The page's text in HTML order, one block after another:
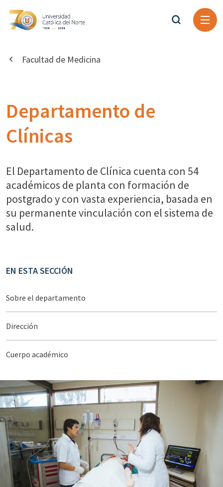
Facultad de Medicina
Departamento de
Clínicas
El Departamento de Clínica cuenta con 54
académicos de planta con formación de
postgrado y con vasta experiencia, basada en
su permanente vinculación con el sistema de
salud.
EN ESTA SECCIÓN
Sobre el departamento
Dirección
Cuerpo académico